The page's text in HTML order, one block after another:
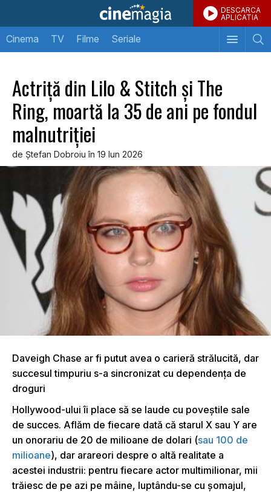
DESCARCA
APLICATIA
Cinema TV Filme Seriale
Actriţă din Lilo & Stitch şi The
Ring, moartă la 35 de ani pe fondul
malnutriţiei
de Ştefan Dobroiu în 19 Iun 2026
Daveigh Chase ar fi putut avea o carieră strălucită, dar
succesul timpuriu s-a sincronizat cu dependenţa de
droguri
Hollywood-ului îi place să se laude cu poveştile sale
de succes. Aflăm de fiecare dată că starul X sau Y are
un onorariu de 20 de milioane de dolari (sau 100 de
milioane), dar arareori despre o altă realitate a
acestei industrii: pentru fiecare actor multimilionar, mii
trăiesc de pe azi pe mâine, luptându-se cu şomajul,